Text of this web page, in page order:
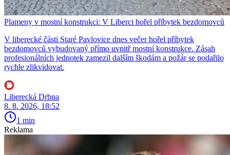
Plameny v mostní konstrukci: V Liberci hořel příbytek bezdomovců
V liberecké části Staré Pavlovice dnes večer hořel příbytek
bezdomovců vybudovaný přímo uvnitř mostní konstrukce. Zásah
profesionálních jednotek zamezil dalším škodám a požár se podařilo
rychle zlikvidovat.
Liberecká Drbna
8. 8. 2026, 18:52
1 min
Reklama